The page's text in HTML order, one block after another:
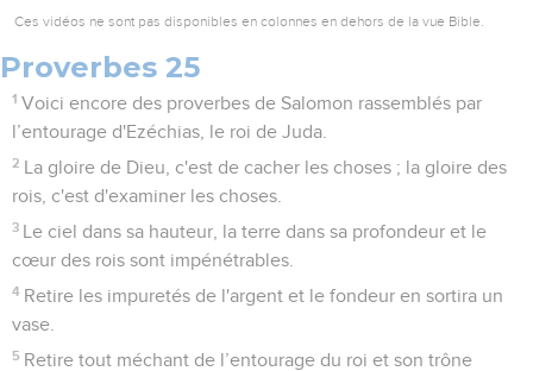
Ces vidéos ne sont pas disponibles en colonnes en dehors de la vue Bible.
Proverbes 25
1 Voici encore des proverbes de Salomon rassemblés par
l’entourage d'Ezéchias, le roi de Juda.
2 La gloire de Dieu, c'est de cacher les choses ; la gloire des
rois, c'est d'examiner les choses.
3 Le ciel dans sa hauteur, la terre dans sa profondeur et le
cœur des rois sont impénétrables.
4 Retire les impuretés de l'argent et le fondeur en sortira un
vase.
5 Retire tout méchant de l’entourage du roi et son trône